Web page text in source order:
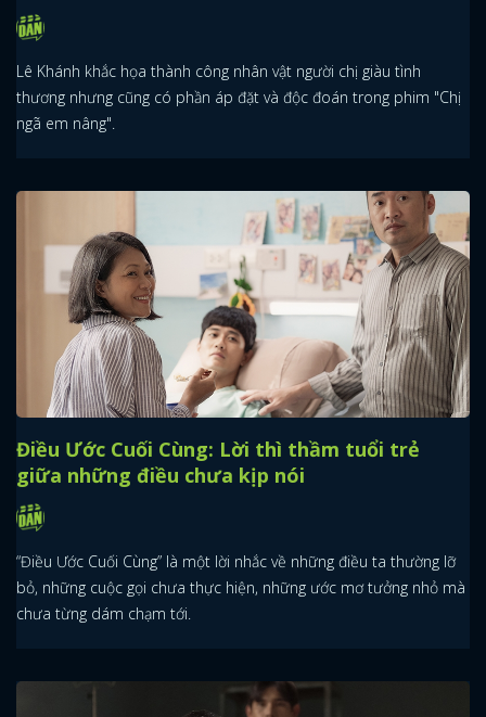
Lê Khánh khắc họa thành công nhân vật người chị giàu tình
thương nhưng cũng có phần áp đặt và độc đoán trong phim "Chị
ngã em nâng".
Điều Ước Cuối Cùng: Lời thì thầm tuổi trẻ
giữa những điều chưa kịp nói
“Điều Ước Cuối Cùng” là một lời nhắc về những điều ta thường lỡ
bỏ, những cuộc gọi chưa thực hiện, những ước mơ tưởng nhỏ mà
chưa từng dám chạm tới.